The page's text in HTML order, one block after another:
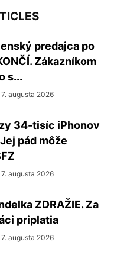
predajca po
Zákazníkom
s...
7. augusta 2026
34-tisíc iPhonov
pád môže
7. augusta 2026
ZDRAŽIE. Za
priplatia
7. augusta 2026